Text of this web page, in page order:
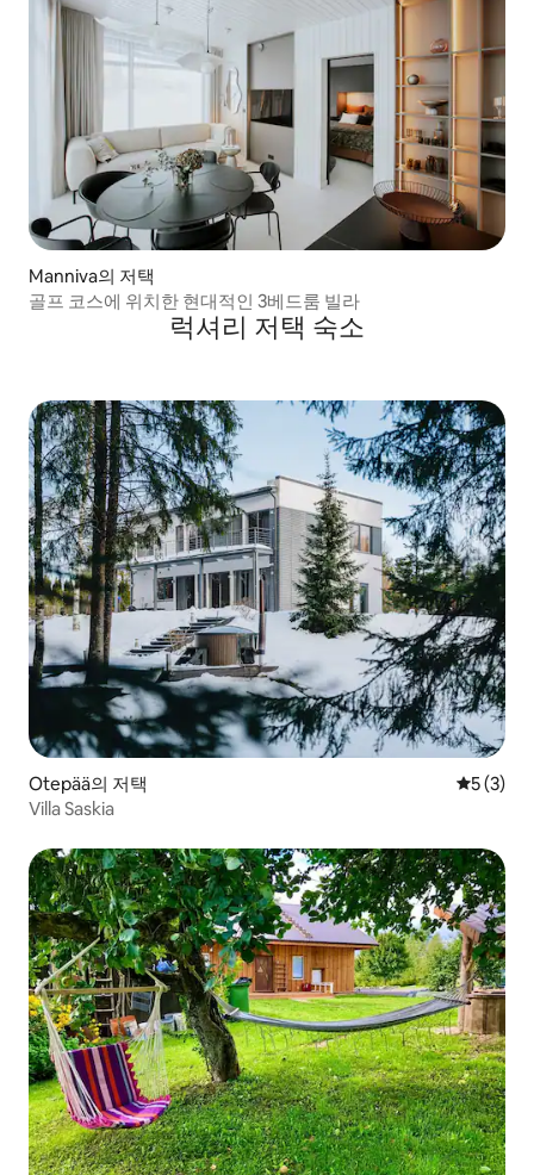
Manniva의 저택
골프 코스에 위치한 현대적인 3베드룸 빌라
럭셔리 저택 숙소
Otepää의 저택 평점 5점
5 (3)
Villa Saskia